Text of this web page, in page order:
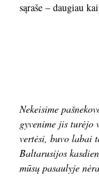
sąraše – daugiau
Nekeisime
gyvenime jis turėjo
vertėsi, buvo labai
Baltarusijos
mūsų pasaulyje